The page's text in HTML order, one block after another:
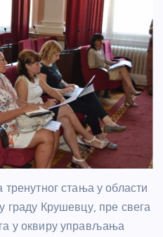
стања у области
граду Крушевцу, пре свега
у оквиру управљања